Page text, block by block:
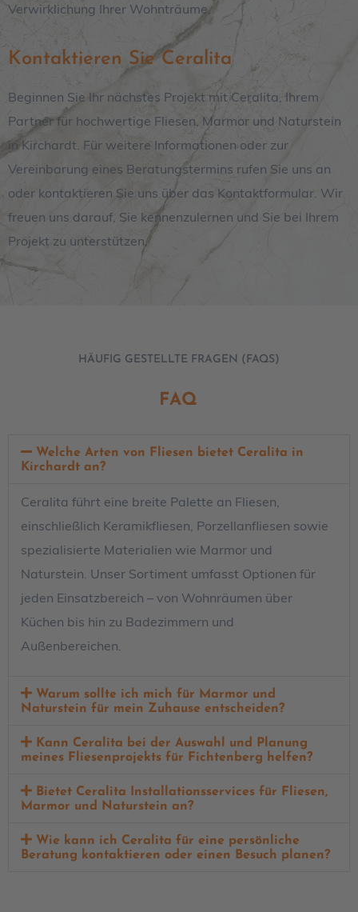
Verwirklichung Ihrer Wohnträume.
Kontaktieren Sie Ceralita
Beginnen Sie Ihr nächstes Projekt mit Ceralita, Ihrem
Partner für hochwertige Fliesen, Marmor und Naturstein
in Kirchardt. Für weitere Informationen oder zur
Vereinbarung eines Beratungstermins rufen Sie uns an
oder kontaktieren Sie uns über das Kontaktformular. Wir
freuen uns darauf, Sie kennenzulernen und Sie bei Ihrem
Projekt zu unterstützen.
HÄUFIG GESTELLTE FRAGEN (FAQS)
FAQ
Welche Arten von Fliesen bietet Ceralita in
Kirchardt an?
Ceralita führt eine breite Palette an Fliesen,
einschließlich Keramikfliesen, Porzellanfliesen sowie
spezialisierte Materialien wie Marmor und
Naturstein. Unser Sortiment umfasst Optionen für
jeden Einsatzbereich – von Wohnräumen über
Küchen bis hin zu Badezimmern und
Außenbereichen.
Warum sollte ich mich für Marmor und
Naturstein für mein Zuhause entscheiden?
Kann Ceralita bei der Auswahl und Planung
meines Fliesenprojekts für Fichtenberg helfen?
Bietet Ceralita Installationsservices für Fliesen,
Marmor und Naturstein an?
Wie kann ich Ceralita für eine persönliche
Beratung kontaktieren oder einen Besuch planen?